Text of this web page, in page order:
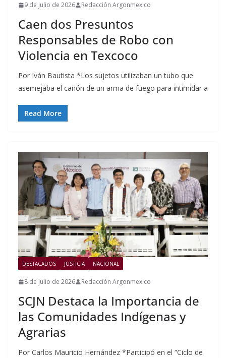
9 de julio de 2026 Redacción Argonmexico
Caen dos Presuntos
Responsables de Robo con
Violencia en Texcoco
Por Iván Bautista *Los sujetos utilizaban un tubo que
asemejaba el cañón de un arma de fuego para intimidar a
Read More
DESTACADOS JUSTICIA NACIONAL
8 de julio de 2026 Redacción Argonmexico
SCJN Destaca la Importancia de
las Comunidades Indígenas y
Agrarias
Por Carlos Mauricio Hernández *Participó en el “Ciclo de